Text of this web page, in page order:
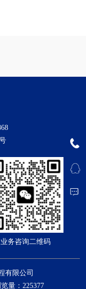
业务咨询二维码
有限公司
量：225377